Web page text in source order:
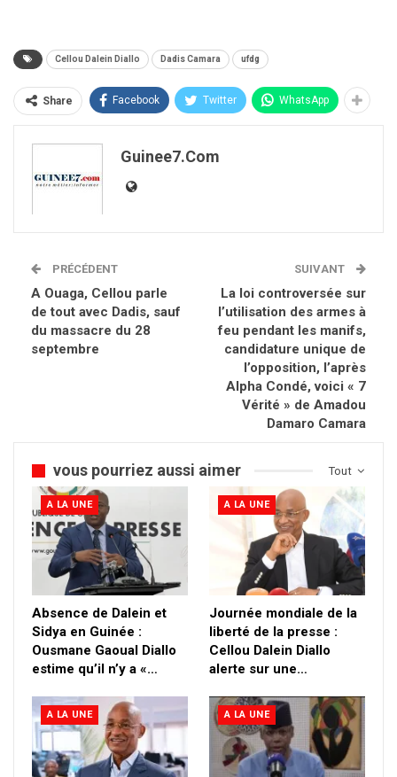
Cellou Dalein Diallo Dadis Camara ufdg
Share Facebook Twitter WhatsApp
Guinee7.com
PRÉCÉDENT
A Ouaga, Cellou parle
de tout avec Dadis, sauf
du massacre du 28
septembre
SUIVANT
La loi controversée sur
l’utilisation des armes à
feu pendant les manifs,
candidature unique de
l’opposition, l’après
Alpha Condé, voici « 7
Vérité » de Amadou
Damaro Camara
Tout
vous pourriez aussi aimer
A LA UNE
Absence de Dalein et
Sidya en Guinée :
Ousmane Gaoual Diallo
estime qu’il n’y a «…
A LA UNE
Journée mondiale de la
liberté de la presse :
Cellou Dalein Diallo
alerte sur une…
A LA UNE A LA UNE